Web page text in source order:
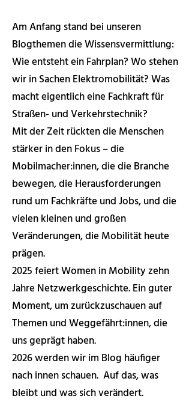
Am Anfang stand bei unseren
Blogthemen die Wissensvermittlung:
Wie entsteht ein Fahrplan? Wo stehen
wir in Sachen Elektromobilität? Was
macht eigentlich eine Fachkraft für
Straßen- und Verkehrstechnik?
Mit der Zeit rückten die Menschen
stärker in den Fokus – die
Mobilmacher:innen, die die Branche
bewegen, die Herausforderungen
rund um Fachkräfte und Jobs, und die
vielen kleinen und großen
Veränderungen, die Mobilität heute
prägen.
2025 feiert Women in Mobility zehn
Jahre Netzwerkgeschichte. Ein guter
Moment, um zurückzuschauen auf
Themen und Weggefährt:innen, die
uns geprägt haben.
2026 werden wir im Blog häufiger
nach innen schauen. Auf das, was
bleibt und was sich verändert.